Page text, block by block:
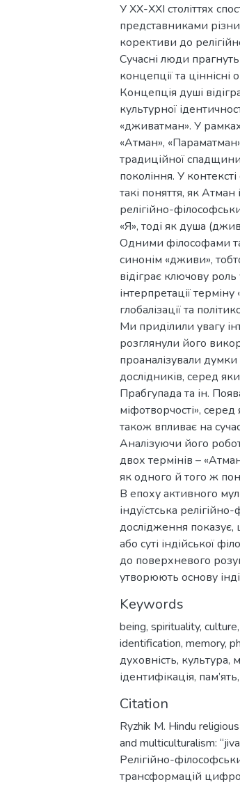
У ХХ-ХХІ століттях
представниками
корективи до
Сучасні люди прагнуть
концепції та ціннісні
Концепція душі
культурної
«дживатман». У рамках
«Атман»,
традиційної
покоління. У
такі поняття, як
релігійно-
«Я», тоді як душа
Одними філософами
синонім «дживи»,
відіграє ключову
інтерпретації
глобалізації та
Ми приділили увагу
розглянули його
проаналізували думки
дослідників, серед
Прабгупада та ін.
міфотворчості»,
також впливає на
Аналізуючи його
двох термінів –
як одного й того ж
В епоху активного
індуїстська
дослідження показує,
або суті індійської
до поверхневого
утворюють основу
Keywords
being, spirituality, culture,
identification, memory,
духовність, культура,
ідентифікація, пам’ять,
Citation
Ryzhik M. Hindu
and multiculturalism:
Релігійно-
трансформацій